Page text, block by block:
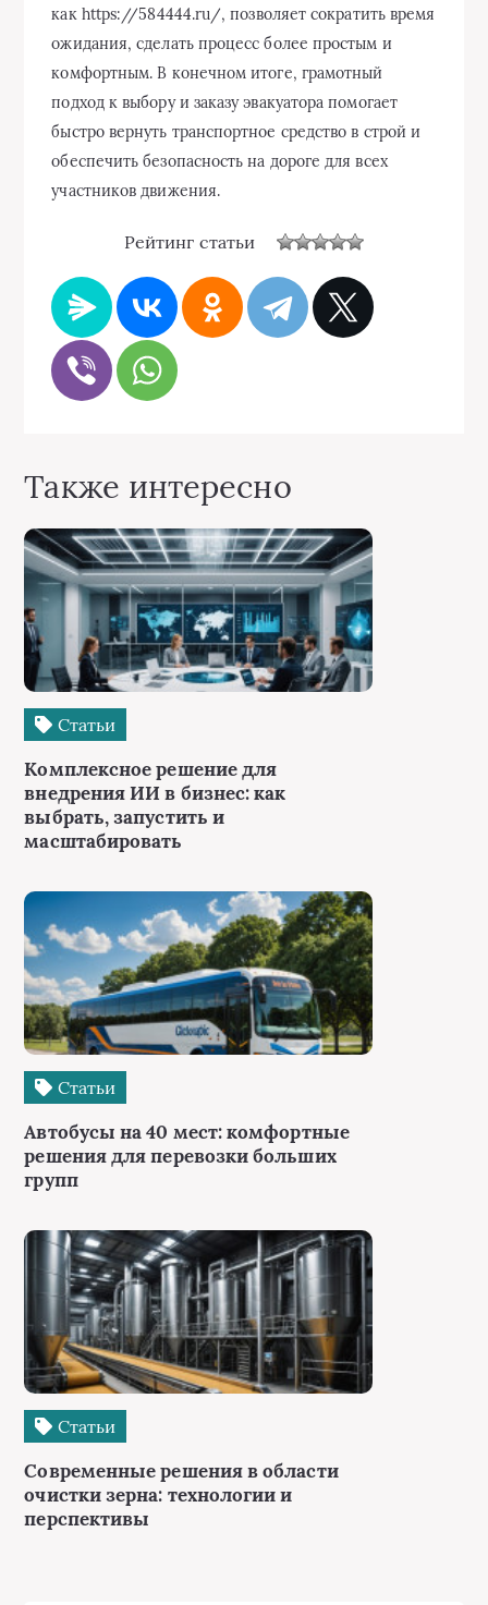
как https://584444.ru/, позволяет сократить время
ожидания, сделать процесс более простым и
комфортным. В конечном итоге, грамотный
подход к выбору и заказу эвакуатора помогает
быстро вернуть транспортное средство в строй и
обеспечить безопасность на дороге для всех
участников движения.
Рейтинг статьи
Также интересно
Статьи
Комплексное решение для
внедрения ИИ в бизнес: как
выбрать, запустить и
масштабировать
Статьи
Автобусы на 40 мест: комфортные
решения для перевозки больших
групп
Статьи
Современные решения в области
очистки зерна: технологии и
перспективы